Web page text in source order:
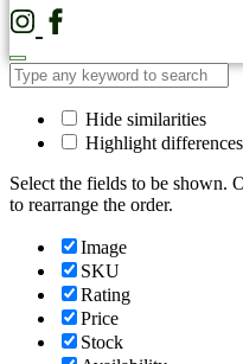
Hide similarities
Highlight differences
Select the fields to be shown.
to rearrange the order.
Image
SKU
Rating
Price
Stock